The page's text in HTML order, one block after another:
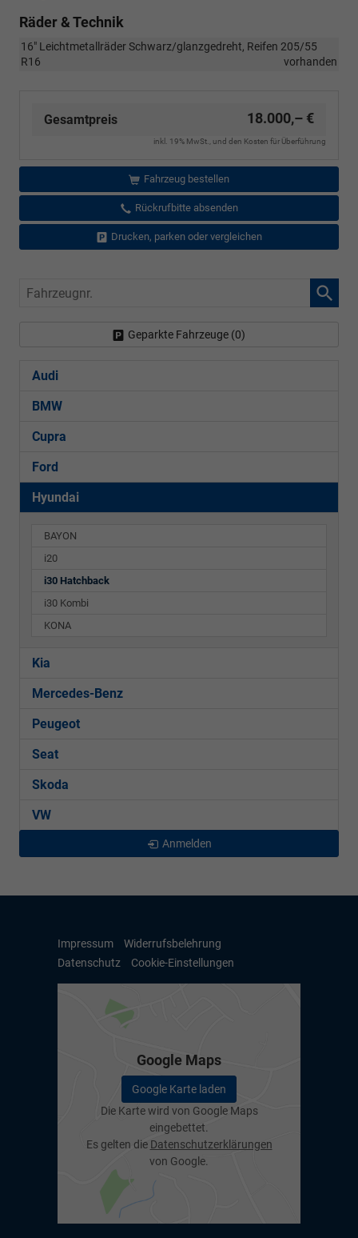
Räder & Technik
16" Leichtmetallräder Schwarz/glanzgedreht, Reifen 205/55
R16
vorhanden
Gesamtpreis 18.000,– €
inkl. 19% MwSt., und den Kosten für Überführung
Fahrzeug bestellen
Rückrufbitte absenden
Drucken, parken oder vergleichen
Fahrzeugnr.
Geparkte Fahrzeuge (0)
Audi
BMW
Cupra
Ford
Hyundai
BAYON
i20
i30 Hatchback
i30 Kombi
KONA
Kia
Mercedes-Benz
Peugeot
Seat
Skoda
VW
Anmelden
Impressum
Widerrufsbelehrung
Datenschutz
Cookie-Einstellungen
Google Maps
Google Karte laden
Die Karte wird von Google Maps
eingebettet.
Es gelten die Datenschutzerklärungen
von Google.